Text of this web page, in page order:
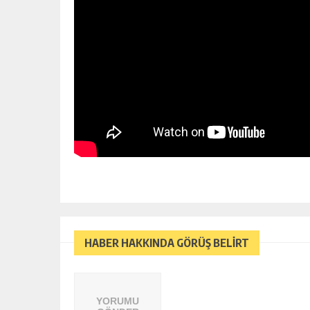
HABER HAKKINDA GÖRÜŞ BELİRT
YORUMU